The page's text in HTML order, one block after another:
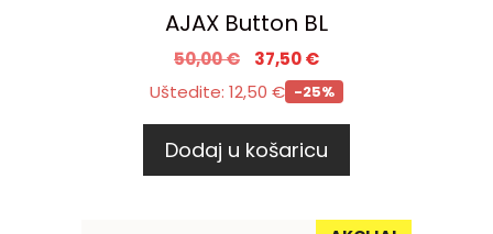
AJAX Button BL
50,00€ 37,50€
Uštedite: 12,50 € -25%
Dodaj u košaricu